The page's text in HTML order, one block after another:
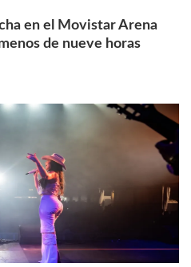
en el Movistar Arena
de nueve horas